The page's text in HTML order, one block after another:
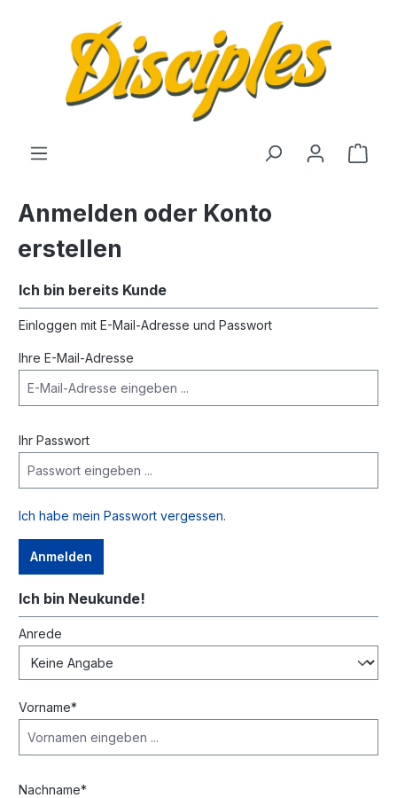
Anmelden oder Konto
erstellen
Ich bin bereits Kunde
Einloggen mit E-Mail-Adresse und Passwort
Ihre E-Mail-Adresse
Ihr Passwort
Ich habe mein Passwort vergessen.
Anmelden
Ich bin Neukunde!
Persönliche Informationen
Anrede
Vorname*
Nachname*